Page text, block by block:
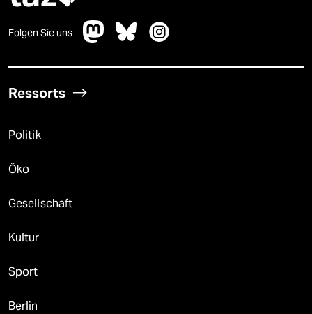
Folgen Sie uns
Ressorts
Politik
Öko
Gesellschaft
Kultur
Sport
Berlin